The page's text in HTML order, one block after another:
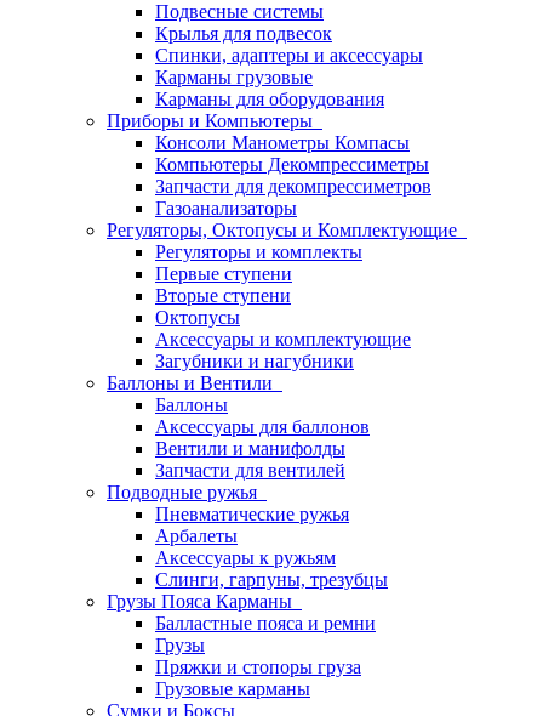
Подвесные системы
Крылья для подвесок
Спинки, адаптеры и аксессуары
Карманы грузовые
Карманы для оборудования
Приборы и Компьютеры
Консоли Манометры Компасы
Компьютеры Декомпрессиметры
Запчасти для декомпрессиметров
Газоанализаторы
Регуляторы, Октопусы и Комплектующие
Регуляторы и комплекты
Первые ступени
Вторые ступени
Октопусы
Аксессуары и комплектующие
Загубники и нагубники
Баллоны и Вентили
Баллоны
Аксессуары для баллонов
Вентили и манифолды
Запчасти для вентилей
Подводные ружья
Пневматические ружья
Арбалеты
Аксессуары к ружьям
Слинги, гарпуны, трезубцы
Грузы Пояса Карманы
Балластные пояса и ремни
Грузы
Пряжки и стопоры груза
Грузовые карманы
Сумки и Боксы